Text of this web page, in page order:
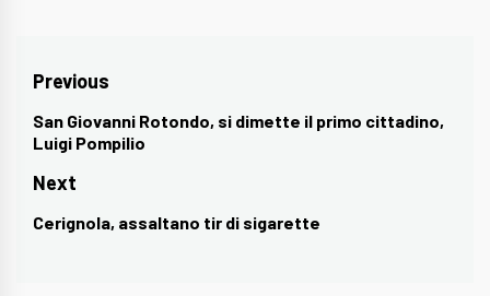
Navigazione
articoli
Previous
Previous
post:
San Giovanni Rotondo, si dimette il primo cittadino,
Luigi Pompilio
Next
Next
Cerignola, assaltano tir di sigarette